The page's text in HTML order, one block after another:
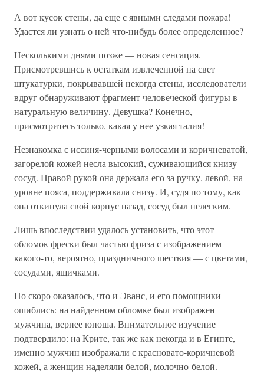
А вот кусок стены, да еще с явными следами пожара!
Удастся ли узнать о ней что-нибудь более определенное?
Несколькими днями позже — новая сенсация.
Присмотревшись к остаткам извлеченной на свет
штукатурки, покрывавшей некогда стены, исследователи
вдруг обнаруживают фрагмент человеческой фигуры в
натуральную величину. Девушка? Конечно,
присмотритесь только, какая у нее узкая талия!
Незнакомка с иссиня-черными волосами и коричневатой,
загорелой кожей несла высокий, суживающийся книзу
сосуд. Правой рукой она держала его за ручку, левой, на
уровне пояса, поддерживала снизу. И, судя по тому, как
она откинула свой корпус назад, сосуд был нелегким.
Лишь впоследствии удалось установить, что этот
обломок фрески был частью фриза с изображением
какого-то, вероятно, праздничного шествия — с цветами,
сосудами, ящичками.
Но скоро оказалось, что и Эванс, и его помощники
ошиблись: на найденном обломке был изображен
мужчина, вернее юноша. Внимательное изучение
подтвердило: на Крите, так же как некогда и в Египте,
именно мужчин изображали с красновато-коричневой
кожей, а женщин наделяли белой, молочно-белой.